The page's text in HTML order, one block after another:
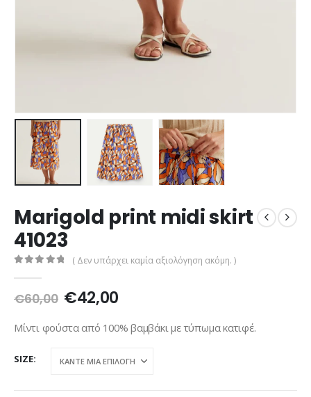
Marigold print midi skirt
41023
( Δεν υπάρχει καμία αξιολόγηση ακόμη. )
€60,00 Original
was:
€42,00Η
τιμή
€42,00.
Μίντι φούστα από 100% βαμβάκι με τύπωμα κατιφέ.
SIZE